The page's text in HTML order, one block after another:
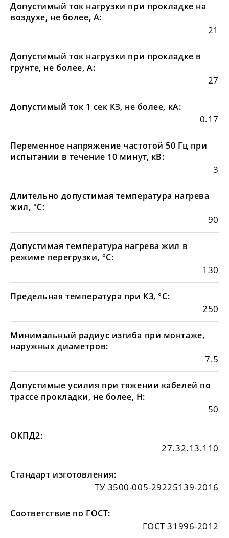
Допустимый ток нагрузки при прокладке на
воздухе, не более, А:
21
Допустимый ток нагрузки при прокладке в
грунте, не более, А:
27
Допустимый ток 1 сек КЗ, не более, кА:
0.17
Переменное напряжение частотой 50 Гц при
испытании в течение 10 минут, кВ:
3
Длительно допустимая температура нагрева
жил, °С:
90
Допустимая температура нагрева жил в
режиме перегрузки, °С:
130
Предельная температура при КЗ, °С:
250
Минимальный радиус изгиба при монтаже,
наружных диаметров:
7.5
Допустимые усилия при тяжении кабелей по
трассе прокладки, не более, Н:
50
ОКПД2:
27.32.13.110
Стандарт изготовления:
ТУ 3500-005-29225139-2016
Соответствие по ГОСТ:
ГОСТ 31996-2012